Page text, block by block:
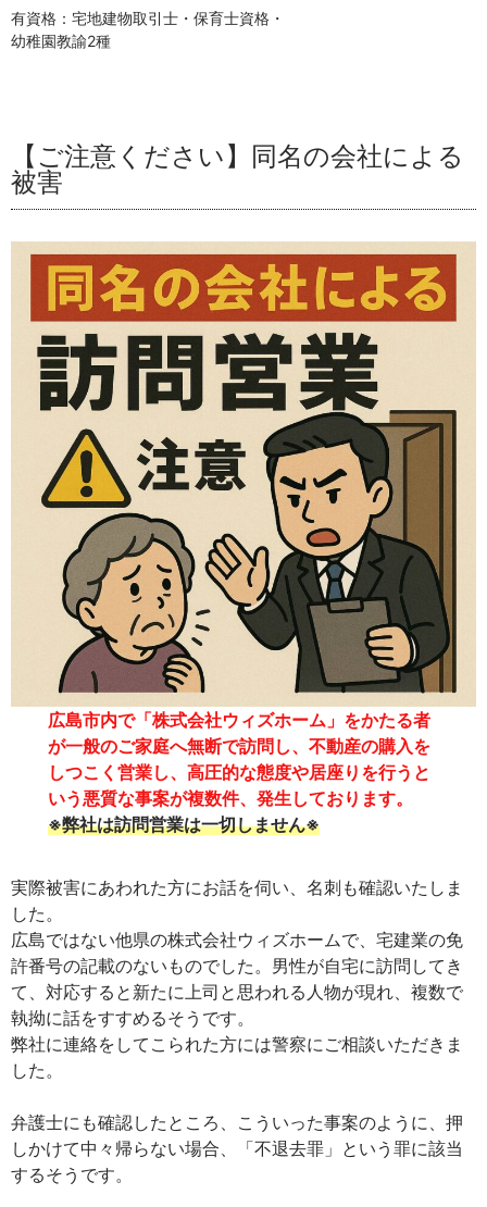
有資格：宅地建物取引士・保育士資格・
幼稚園教諭2種
【ご注意ください】同名の会社による
被害
広島市内で「株式会社ウィズホーム」をかたる者
が一般のご家庭へ無断で訪問し、不動産の購入を
しつこく営業し、高圧的な態度や居座りを行うと
いう悪質な事案が複数件、発生しております。
※弊社は訪問営業は一切しません※
実際被害にあわれた方にお話を伺い、名刺も確認いたしま
した。
広島ではない他県の株式会社ウィズホームで、宅建業の免
許番号の記載のないものでした。男性が自宅に訪問してき
て、対応すると新たに上司と思われる人物が現れ、複数で
執拗に話をすすめるそうです。
弊社に連絡をしてこられた方には警察にご相談いただきま
した。
弁護士にも確認したところ、こういった事案のように、押
しかけて中々帰らない場合、「不退去罪」という罪に該当
するそうです。